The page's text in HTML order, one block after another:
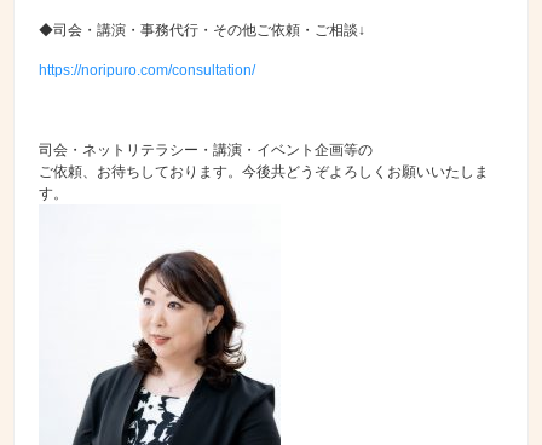
◆司会・講演・事務代行・その他ご依頼・ご相談↓
https://noripuro.com/consultation/
司会・ネットリテラシー・講演・イベント企画等の
ご依頼、お待ちしております。今後共どうぞよろしくお願いいたしま
す。